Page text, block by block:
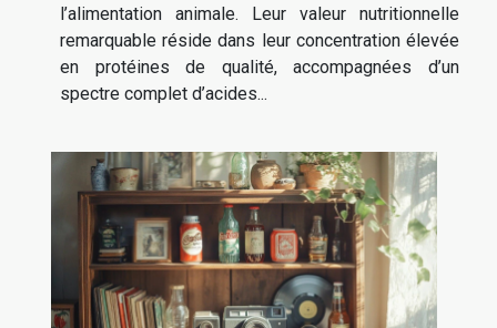
l’alimentation animale. Leur valeur nutritionnelle
remarquable réside dans leur concentration élevée
en protéines de qualité, accompagnées d’un
spectre complet d’acides...